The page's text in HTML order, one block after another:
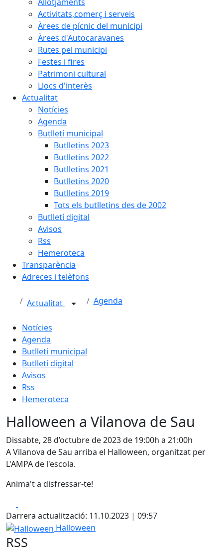
Activitats,comerç i serveis
Àrees de pícnic del municipi
Àrees d'Autocaravanes
Rutes pel municipi
Festes i fires
Patrimoni cultural
Llocs d'interès
Actualitat
Notícies
Agenda
Butlletí municipal
Butlletins 2023
Butlletins 2022
Butlletins 2021
Butlletins 2020
Butlletins 2019
Tots els butlletins des de 2002
Butlletí digital
Avisos
Rss
Hemeroteca
Transparència
Adreces i telèfons
Actualitat Agenda
Notícies
Agenda
Butlletí municipal
Butlletí digital
Avisos
Rss
Hemeroteca
Halloween a Vilanova de Sau
Dissabte, 28 d’octubre de 2023 de 19:00h a 21:00h
A Vilanova de Sau arriba el Halloween, organitzat per
L'AMPA de l'escola.
Anima't a disfressar-te!
Darrera actualització: 11.10.2023 | 09:57
Halloween
Halloween
RSS